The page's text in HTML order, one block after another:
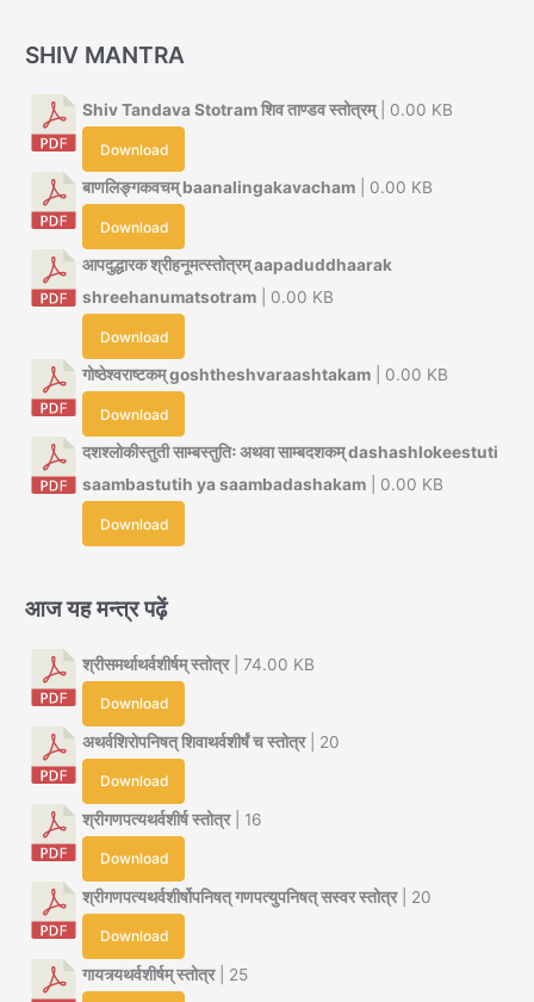
SHIV MANTRA
Shiv Tandava Stotram शिव ताण्डव स्तोत्रम्| 0.00 KB
Download
बाणलिङ्गकवचम् baanalingakavacham | 0.00 KB
Download
आपदुद्धारक श्रीहनूमत्स्तोत्रम् aapaduddhaarak
shreehanumatsotram | 0.00 KB
Download
गोष्ठेश्वराष्टकम् goshtheshvaraashtakam | 0.00 KB
Download
दशश्लोकीस्तुती साम्बस्तुतिः अथवा साम्बदशकम् dashashlokeestuti
saambastutih ya saambadashakam | 0.00 KB
Download
आज यह मन्त्र पढ़ें
श्रीसमर्थाथर्वशीर्षम् स्तोत्र| 74.00 KB
Download
अथर्वशिरोपनिषत् शिवाथर्वशीर्षं च स्तोत्र| 20
Download
श्रीगणपत्यथर्वशीर्ष स्तोत्र| 16
Download
श्रीगणपत्यथर्वशीर्षोपनिषत् गणपत्युपनिषत् सस्वर स्तोत्र| 20
Download
गायत्र्यथर्वशीर्षम् स्तोत्र| 25